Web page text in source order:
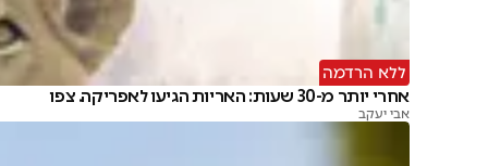
ללא הרדמה
אחרי יותר מ-30 שעות: האריות הגיעו לאפריקה. צפו
אבי יעקב